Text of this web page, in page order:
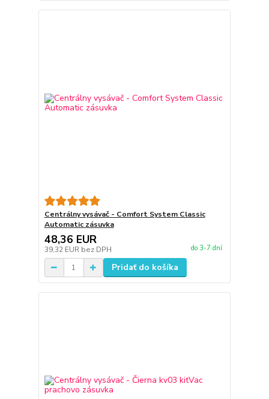
Centrálny vysávač - Comfort System Classic
Automatic zásuvka
48,36 EUR
39,32 EUR bez DPH do 3-7 dní
Pridať do košíka